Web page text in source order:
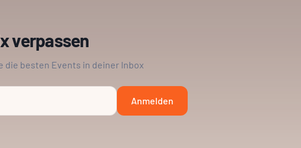
verpassen
die besten Events in deiner Inbox
Anmelden